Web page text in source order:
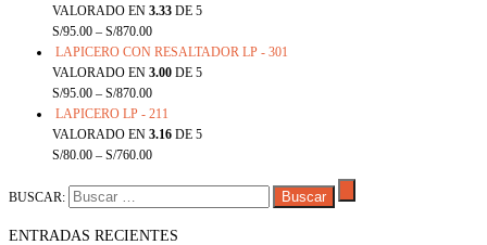
VALORADO EN 3.33 DE 5
S/95.00 – S/870.00
LAPICERO CON RESALTADOR LP - 301
VALORADO EN 3.00 DE 5
S/95.00 – S/870.00
LAPICERO LP - 211
VALORADO EN 3.16 DE 5
S/80.00 – S/760.00
BUSCAR:
ENTRADAS RECIENTES